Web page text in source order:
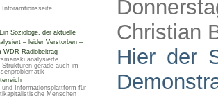
Inforamtionsseite
Soziologe, der aktuelle
– leider Verstorben –
WDR-Radiobeitrag
analysierte
gerade auch im
und Informationsplattform für
Menschen
Christian
Hier der